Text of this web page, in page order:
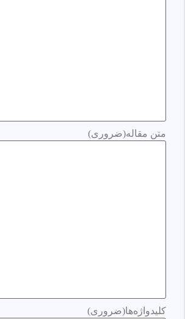
متن مقاله(ضروری)
کلیدواژه‌ها(ضروری)